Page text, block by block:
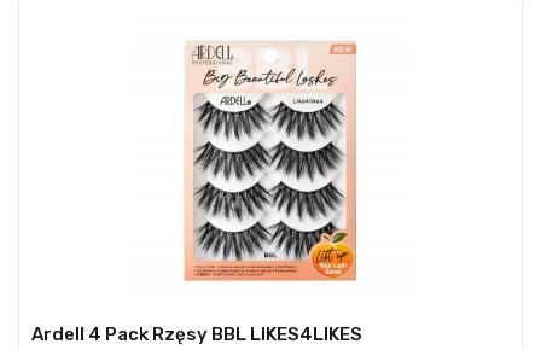
Ardell 4 Pack Rzęsy BBL LIKES4LIKES